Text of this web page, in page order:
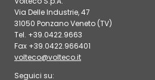
Via Delle Industrie, 47
31050 Ponzano Veneto (TV)
Tel. +39.0422.9663
Fax +39.0422.966401
volteco@volteco.it
Seguici su: